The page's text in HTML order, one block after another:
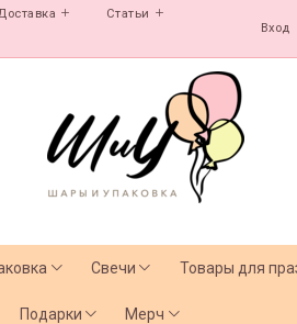
Статьи
Вход
Свечи Товары для
Подарки Мерч